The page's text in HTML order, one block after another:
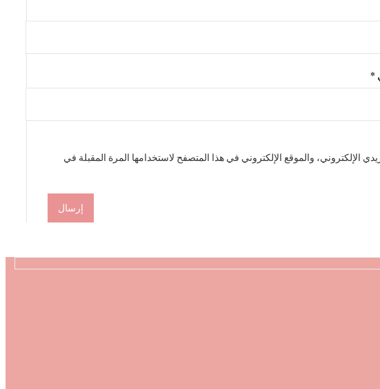
*
الإلكتروني، والموقع الإلكتروني في هذا المتصفح لاستخدامها المرة المقبلة في